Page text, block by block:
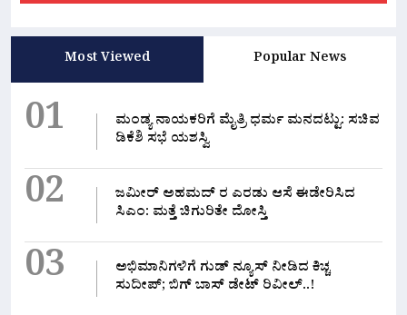
Most Viewed Popular News
01
ಮಂಡ್ಯ ನಾಯಕರಿಗೆ ಮೈತ್ರಿ ಧರ್ಮ ಮನದಟ್ಟು: ಸಚಿವ
ಡಿಕೆಶಿ ಸಭೆ ಯಶಸ್ವಿ
02
ಜಮೀರ್ ಅಹಮದ್ ರ ಎರಡು ಆಸೆ ಈಡೇರಿಸಿದ
ಸಿಎಂ: ಮತ್ತೆ ಚಿಗುರಿತೇ ದೋಸ್ತಿ
03
ಅಭಿಮಾನಿಗಳಿಗೆ ಗುಡ್ ನ್ಯೂಸ್ ನೀಡಿದ ಕಿಚ್ಚ
ಸುದೀಪ್; ಬಿಗ್ ಬಾಸ್ ಡೇಟ್ ರಿವೀಲ್..!